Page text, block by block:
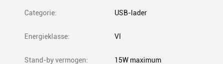
Categorie: USB-lader
Energieklasse: VI
Stand-by vermogen: 15W maximum